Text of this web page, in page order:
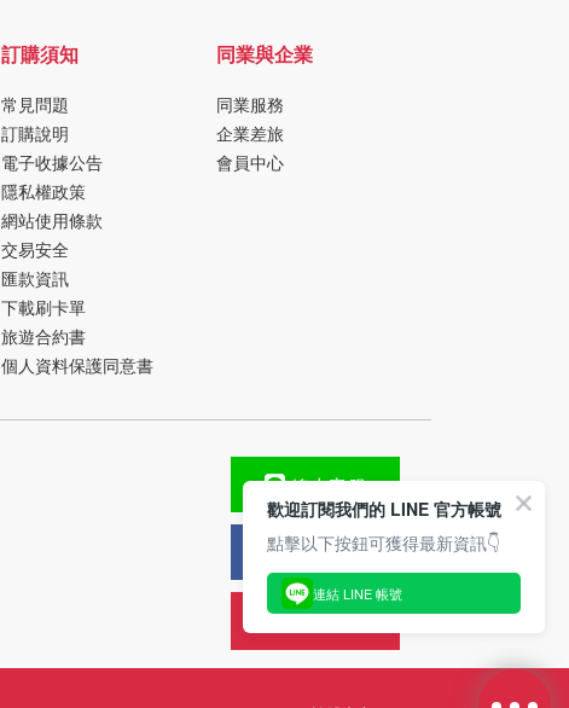
訂購須知
常見問題
訂購說明
電子收據公告
隱私權政策
網站使用條款
交易安全
匯款資訊
下載刷卡單
旅遊合約書
個人資料保護同意書
同業與企業
同業服務
企業差旅
會員中心
線上客服
FB粉絲團
歡迎訂閱我們的 LINE 官方帳號
點擊以下按鈕可獲得最新資訊👇
連結 LINE 帳號